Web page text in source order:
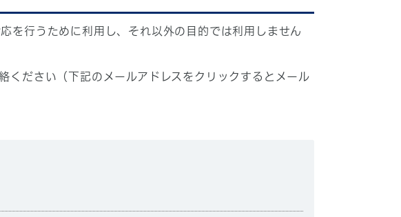
を行うために利用し、それ以外の目的では利用しません
ください（下記のメールアドレスをクリックするとメール